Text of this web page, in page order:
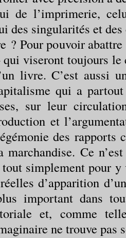
de l’imprimerie,
des singularités et
? Pour pouvoir
viseront toujours
livre. C’est aussi
qui a
sur leur
et
des rapports
Ce
tout simplement pour
d’apparition
important dans
et, comme
ne trouve pas